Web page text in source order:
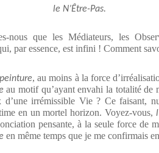
le N’Être-Pas.
que les Médiateurs, les
par essence, est infini ! Comment
, au moins à la force
au motif qu’ayant envahi la totalité de
irrémissible Vie ? Ce faisant,
en un mortel horizon. Voyez-vous,
pensante, à la seule force de
en même temps que je me confirmais